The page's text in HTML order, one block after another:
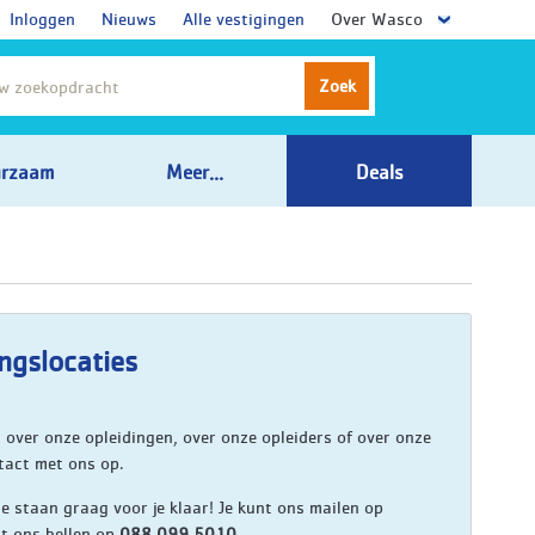
Inloggen Nieuws Alle vestigingen Over Wasco
Zoek
Meer... Deals
over onze opleidingen, over onze opleiders of over onze
met ons op.
staan graag voor je klaar! Je kunt ons mailen op